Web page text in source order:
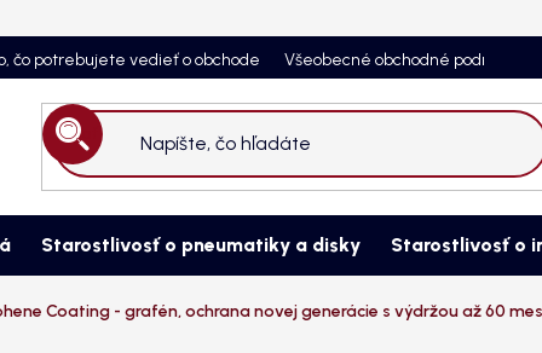
čo potrebujete vedieť o obchode Všeobecné obchodné podmienky
Hľadať
Starostlivosť o pneumatiky a disky Starostlivosť o
Coating - grafén, ochrana novej generácie s výdržou až 60